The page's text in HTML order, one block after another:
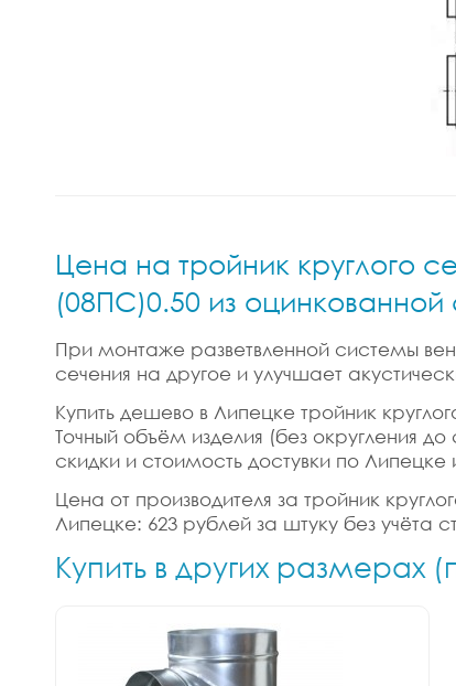
Цена на тройник круглого
(08ПС)0.50 из
При монтаже разветвленной системы
сечения на другое и улучшает
Купить дешево в Липецке тройник
Точный объём изделия (без округления
скидки и стоимость достувки по
Цена от производителя за тройник
Липецке: 623 рублей за штуку без учёта
Купить в других размерах